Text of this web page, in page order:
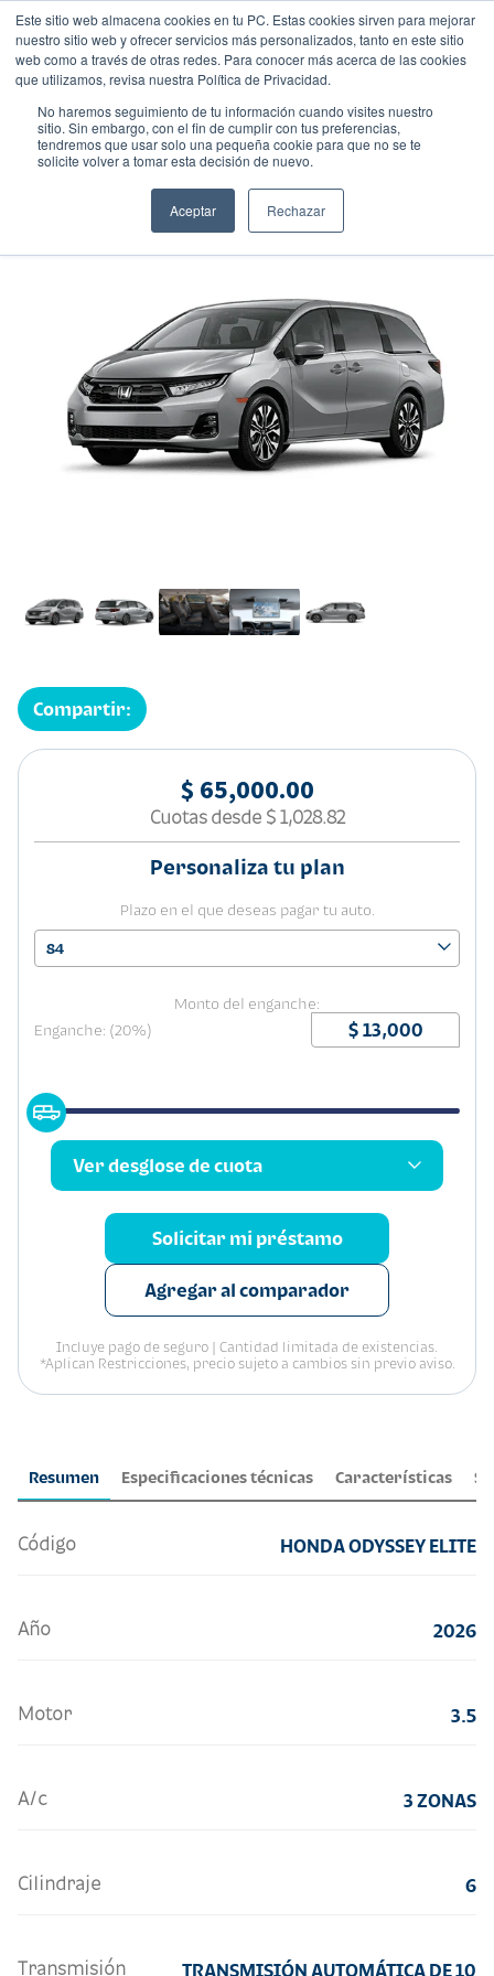
Este sitio web almacena cookies en tu PC. Estas cookies sirven para mejorar
nuestro sitio web y ofrecer servicios más personalizados, tanto en este sitio
web como a través de otras redes. Para conocer más acerca de las cookies
que utilizamos, revisa nuestra Política de Privacidad.
No haremos seguimiento de tu información cuando visites nuestro
sitio. Sin embargo, con el fin de cumplir con tus preferencias,
tendremos que usar solo una pequeña cookie para que no se te
solicite volver a tomar esta decisión de nuevo.
Aceptar Rechazar
HONDA ODYSSEY ELITE
•Gasolina
Resumen Especificaciones técnicas Características
Código HONDA ODYSSEY ELITE
Año 2026
Motor 3.5
A/c 3 ZONAS
Cilindraje 6
Transmisión TRANSMISIÓN AUTOMÁTICA DE 10
Compartir:
$ 65,000.00
Cuotas desde $ 1,028.82
Personaliza tu plan
Plazo en el que deseas pagar tu auto.
84
Monto del enganche:
Enganche: (20%)
Ver desglose de cuota
Solicitar mi préstamo
Agregar al comparador
Incluye pago de seguro | Cantidad limitada de existencias.
*Aplican Restricciones, precio sujeto a cambios sin previo aviso.